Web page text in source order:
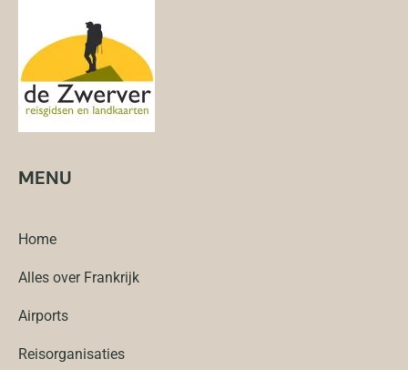
MENU
Home
Alles over Frankrijk
Airports
Reisorganisaties